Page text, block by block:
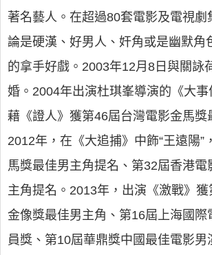
著名藝人。在超過80套電影及電視劇
論是硬漢、好男人、奸角或是幽默角
的拿手好戲。2003年12月8日與關詠
婚。2004年出演杜琪峯導演的《大
藉《證人》獲第46屆台灣電影金馬獎
2012年，在《大追捕》中飾“王遠陽”
馬獎最佳男主角提名、第32屆香港電
主角提名。2013年，出演《激戰》
金像獎最佳男主角、第16屆上海國際
員獎、第10屆華鼎獎中國最佳電影男